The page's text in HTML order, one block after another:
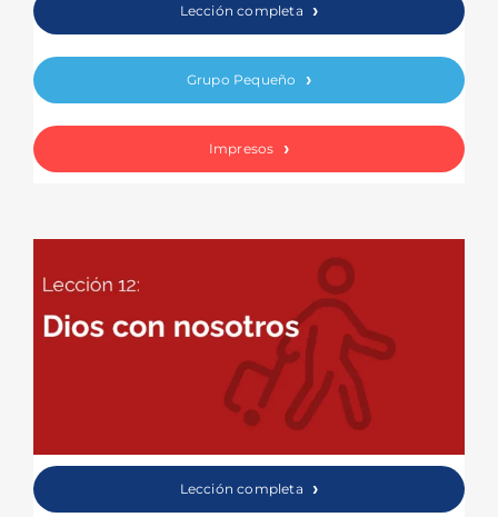
Lección completa
Grupo Pequeño
Impresos
Lección completa